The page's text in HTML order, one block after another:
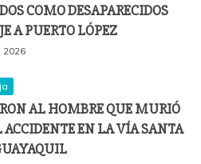
COMO DESAPARECIDOS
A PUERTO LÓPEZ
2026
AL HOMBRE QUE MURIÓ
ACCIDENTE EN LA VÍA SANTA